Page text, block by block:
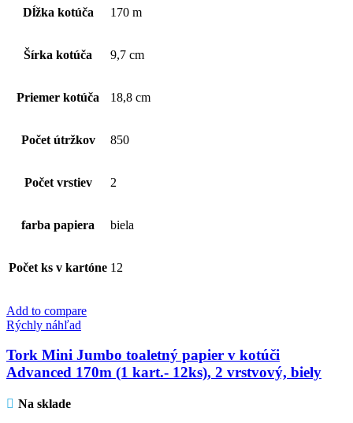
(1kart.-
vrstvový,
Dĺžka kotúča 170 m
Šírka kotúča 9,7 cm
Priemer kotúča 18,8 cm
Počet útržkov 850
Počet vrstiev 2
farba papiera biela
Počet ks v kartóne 12
Add to compare
Rýchly náhľad
Tork Mini Jumbo toaletný papier v kotúči
Advanced 170m (1 kart.- 12ks), 2 vrstvový, biely
Na sklade